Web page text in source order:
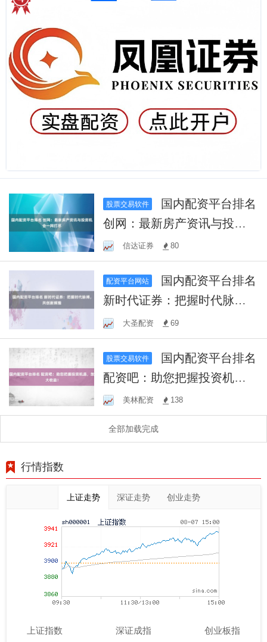
股票交易软件
创网：最新房产资讯与投资
机会一网打尽
信达证券 80
配资平台网站
新时代证券：把握时代脉
搏，共创新辉煌
大圣配资 69
股票交易软件
配资吧：助您把握投资机
遇，放大收益！
美林配资 138
全部加载完成
行情指数
上证走势 深证走势 创业走势
上证指数 深证成指 创业板指